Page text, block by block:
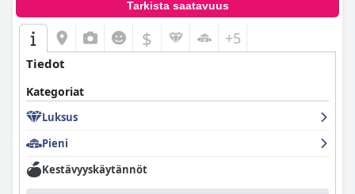
Tarkista saatavuus
$ +5
Tiedot
Kategoriat
Luksus
Pieni
Kestävyyskäytännöt